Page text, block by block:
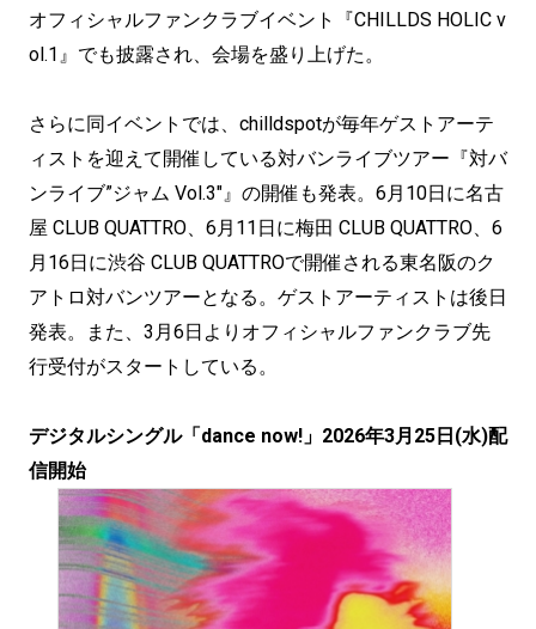
オフィシャルファンクラブイベント『CHILLDS HOLIC v
ol.1』でも披露され、会場を盛り上げた。
さらに同イベントでは、chilldspotが毎年ゲストアーテ
ィストを迎えて開催している対バンライブツアー『対バ
ンライブ”ジャム Vol.3″』の開催も発表。6月10日に名古
屋 CLUB QUATTRO、6月11日に梅田 CLUB QUATTRO、6
月16日に渋谷 CLUB QUATTROで開催される東名阪のク
アトロ対バンツアーとなる。ゲストアーティストは後日
発表。また、3月6日よりオフィシャルファンクラブ先
行受付がスタートしている。
デジタルシングル「dance now!」2026年3月25日(水)配
信開始